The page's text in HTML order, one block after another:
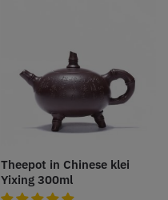
Theepot in Chinese klei
Yixing 300ml